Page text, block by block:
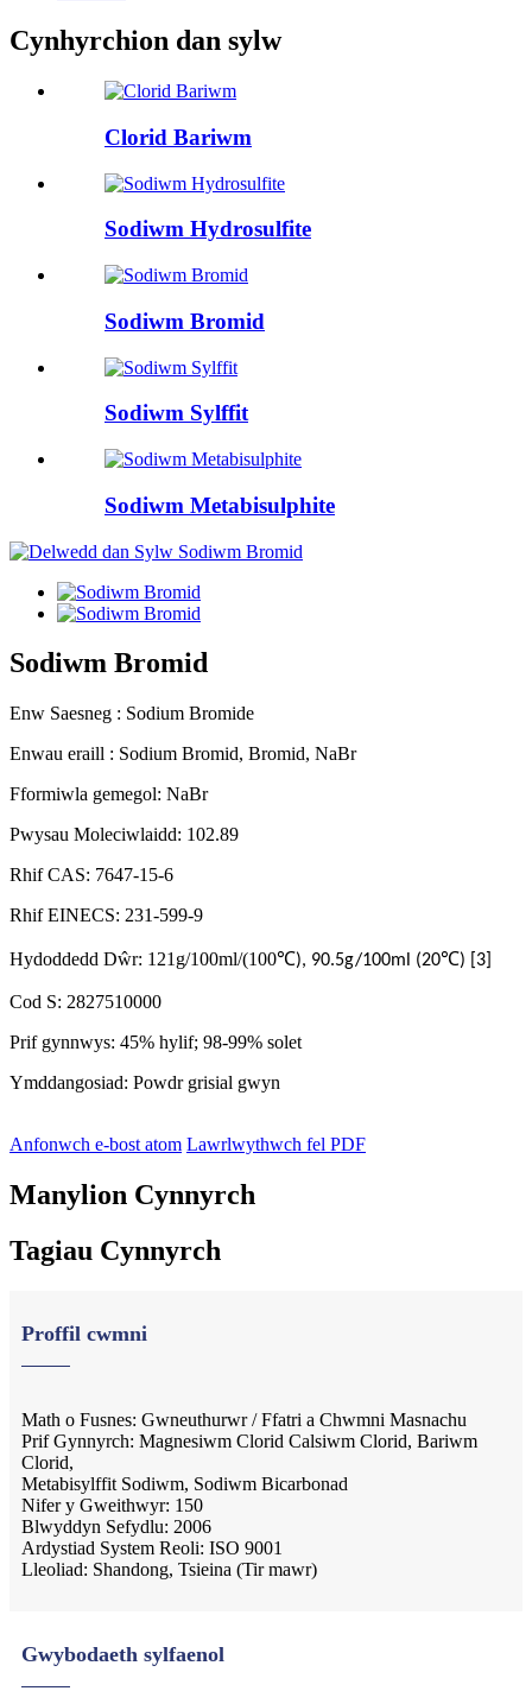
Cynhyrchion dan sylw
Clorid Bariwm
Sodiwm Hydrosulfite
Sodiwm Bromid
Sodiwm Sylffit
Sodiwm Metabisulphite
Sodiwm Bromid
Enw Saesneg : Sodium Bromide
Enwau eraill : Sodium Bromid, Bromid, NaBr
Fformiwla gemegol: NaBr
Pwysau Moleciwlaidd: 102.89
Rhif CAS: 7647-15-6
Rhif EINECS: 231-599-9
Hydoddedd Dŵr: 121g/100ml/(100℃), 90.5g/100ml (20℃) [3]
Cod S: 2827510000
Prif gynnwys: 45% hylif; 98-99% solet
Ymddangosiad: Powdr grisial gwyn
Anfonwch e-bost atom Lawrlwythwch fel PDF
Manylion Cynnyrch
Tagiau Cynnyrch
Proffil cwmni
Math o Fusnes: Gwneuthurwr / Ffatri a Chwmni Masnachu
Prif Gynnyrch: Magnesiwm Clorid Calsiwm Clorid, Bariwm
Clorid,
Metabisylffit Sodiwm, Sodiwm Bicarbonad
Nifer y Gweithwyr: 150
Blwyddyn Sefydlu: 2006
Ardystiad System Reoli: ISO 9001
Lleoliad: Shandong, Tsieina (Tir mawr)
Gwybodaeth sylfaenol